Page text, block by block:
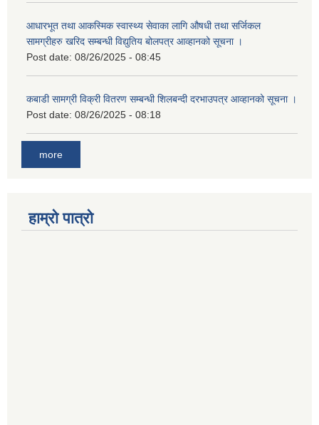
आधारभूत तथा आकस्मिक स्वास्थ्य सेवाका लागि औषधी तथा सर्जिकल
सामग्रीहरु खरिद सम्बन्धी विद्युतिय बोलपत्र आव्हानको सूचना ।
Post date: 08/26/2025 - 08:45
कबाडी सामग्री विक्री वितरण सम्बन्धी शिलबन्दी दरभाउपत्र आव्हानको सूचना ।
Post date: 08/26/2025 - 08:18
more
हाम्रो पात्रो